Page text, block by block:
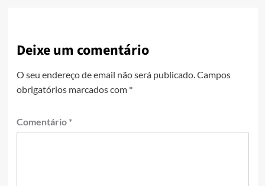
Deixe um comentário
O seu endereço de email não será publicado. Campos
obrigatórios marcados com *
Comentário *